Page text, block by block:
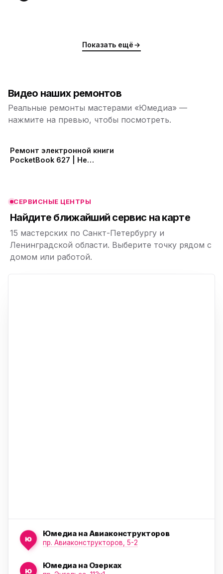
Показать ещё
Видео наших ремонтов
Реальные ремонты мастерами «Юмедиа» —
нажмите на превью, чтобы посмотреть.
Ремонт электронной книги
PocketBook 627 | Не
СЕРВИСНЫЕ ЦЕНТРЫ
Найдите ближайший сервис на карте
15 мастерских по Санкт-Петербургу и
Ленинградской области. Выберите точку рядом с
домом или работой.
ю
Юмедиа на Авиаконструкторов
пр. Авиаконструкторов, 5-2
ю
Юмедиа на Озерках
ю